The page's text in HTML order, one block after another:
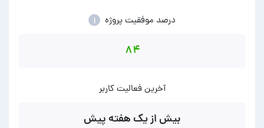
درصد موفقیت پروژه i
۸۴
آخرین فعالیت کاربر
بیش از یک هفته پیش